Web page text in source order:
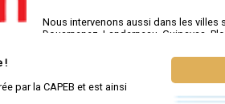
Nous intervenons aussi dans les villes
Douarnenez ,Landerneau Guipavas ,
!
par la CAPEB et est ainsi